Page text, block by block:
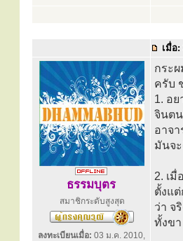
เมื่อ:
ธรรมบุตร
สมาชิกระดับสูงสุด
ลงทะเบียนเมื่อ: 03 ม.ค. 2010,
กระ
ครับ
1. อ
จินต
อาจ
มันจ
2. เ
ตั้งแ
ว่า จ
ทั้งข